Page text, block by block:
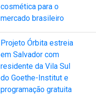
cosmética para o
mercado brasileiro
Projeto Órbita estreia
em Salvador com
residente da Vila Sul
do Goethe-Institut e
programação gratuita